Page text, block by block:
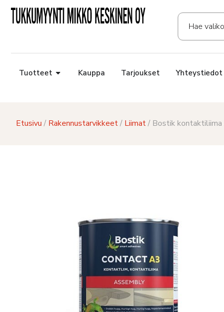
Tuotteet Kauppa Tarjoukset Yhteystiedot
Etusivu / Rakennustarvikkeet/ Liimat/ Bostik